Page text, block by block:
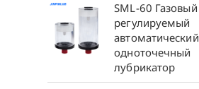
SML-60 Газовый
регулируемый
автоматический
одноточечный
лубрикатор